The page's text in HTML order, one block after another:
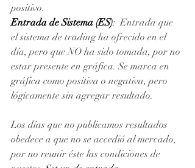
positivo.
Entrada de Sistema (ES):  Entrada que
el sistema de trading ha ofrecido en el
día, pero que NO ha sido tomada, por no
estar presente en gráfica. Se marca en
gráfica como positiva o negativa, pero
lógicamente sin agregar resultado.
Los días que no publicamos resultados
obedece a que no se accedió al mercado,
por no reunir éste las condiciones de